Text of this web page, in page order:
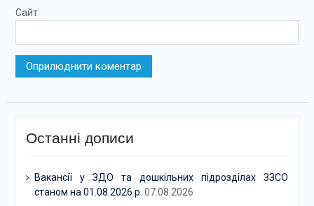
Сайт
Останні дописи
Вакансії у ЗДО та дошкільних підрозділах ЗЗСО
станом на 01.08.2026 р. 07.08.2026